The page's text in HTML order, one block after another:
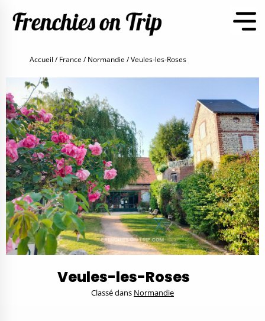
Accueil France Normandie Veules-les-Roses
Veules-les-Roses
Classé dans Normandie